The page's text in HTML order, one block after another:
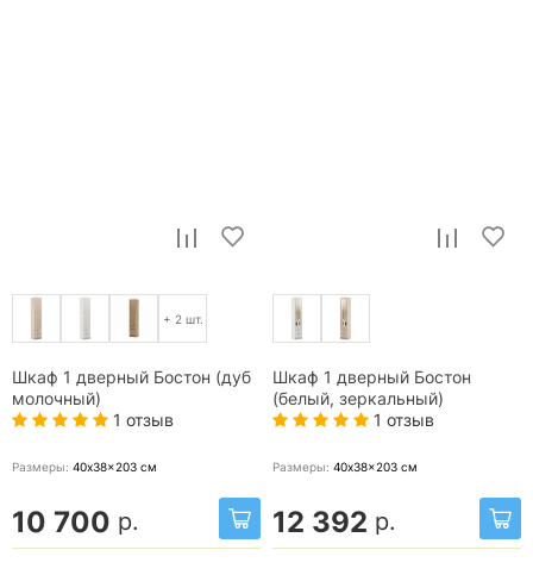
+ 2 шт.
Шкаф 1 дверный Бостон (дуб
молочный)
1 отзыв
Размеры: 40x38x203 см
10 700 р.
Шкаф 1 дверный Бостон
(белый, зеркальный)
1 отзыв
Размеры: 40x38x203 см
12 392 р.